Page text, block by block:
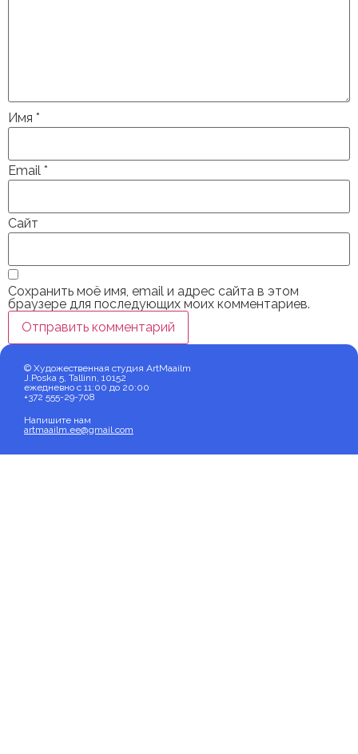
Имя *
Email *
Сайт
Сохранить моё имя, email и адрес сайта в этом
браузере для последующих моих комментариев.
© Художественная студия ArtMaailm
J.Poska 5, Tallinn, 10152
ежедневно с 11:00 до 20:00
+372 555-29-708
Напишите нам
artmaailm.ee@gmail.com